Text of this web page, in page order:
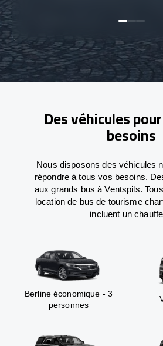
Des véhicules
besoins
Nous disposons des véhicules
répondre à tous vos besoins.
aux grands bus à Ventspils.
location de bus de tourisme
incluent un
Berline économique - 3
personnes